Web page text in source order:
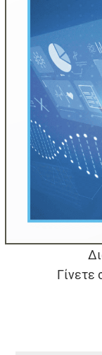
Γίνετε